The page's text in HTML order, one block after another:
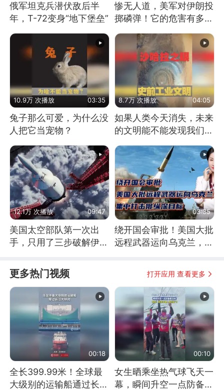
俄军坦克兵潜伏敌后半
年，T-72变身“地下堡垒”
惨无人道，美军对伊朗投
掷磷弹！它的危害有多
大？
10.9万 次播放 03:35
兔子那么可爱，为什么没
人把它当宠物？
8.7万 次播放 04:05
如果人类今天消失，未来
的文明能不能发现我们存
12.1万 次播放 09:47
美国太空部队第一次出
手，只用了三步破解伊朗
03:35
绕开国会审批！美国大批
远程武器运向乌克兰，集
更多热门视频 打开应用 查看更多
00:18
全长399.99米！全球最
大级别的运输船通过长江
00:10
女生晒乘坐热气球飞天一
幕，瞬间升空一点防备都